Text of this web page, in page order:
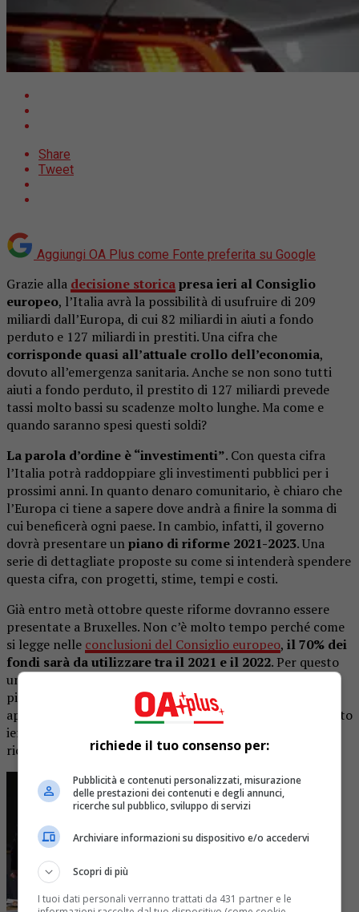
Share
Tweet
Aggiungi OA Plus come Fonte preferita su Google
Grazie alla decisione storicapresa ieri al Consiglio
europeo, l’Italia avrà la possibilità di usufruire di 209
miliardi dall’Europa, di cui 82 miliardi in aiuti a fondo
perduto e 127 miliardi in prestiti. Una cifra che
corrisponde quasi all’attuale crollo dell’economia,
dovuto all’emergenza sanitaria. Anche se non sono tutti
aiuti a fondo perduto, il prestito di 127 miliardi prevede
tassi molto bassi su scadenze molto lunghe. Ma come e
quando saranno spesi questi soldi?
La parola d’ordine è “investimenti”. Con questa cifra
l’Italia potrà raddoppiare gli investimenti pubblici per i
prossimi anni. In quanto denaro comunitario, è chiaro che
l’Europa ci tiene a sapere dove andrà a finire la somma di
cui beneficerà ogni paese. In cambio, infatti, il governo
dovrà presentare unpiano di riforme 2021-2023. Una
serie di dettagliate proposte su come si intenderà spendere
questa cifra, con progetti, stime, tempi e costi.
Già entro metà ottobre queste riforme dovranno essere
presentate a Bruxelles. Non c’è molto tempo perché come
si legge nelle conclusioni del Consiglio europeo, il 70% dei
fondi sarà da utilizzare tra il 2021 e il 2022. Per questo
una task force si metterà al lavoro presto per redigere il
piano di proposte che dovrà poi essere analizzato e
approvato dagli organi europei. Il premier Conte ha parlato
ieri di investimenti nel campo della scuola, università,
ricerca e infrastrutture.richiede il tuo consenso per:
Pubblicità e contenuti personalizzati, misurazione
delle prestazioni dei contenuti e degli annunci,
ricerche sul pubblico, sviluppo di servizi
Archiviare informazioni su dispositivo e/o accedervi
Scopri di più
I tuoi dati personali verranno trattati da 431 partner e le